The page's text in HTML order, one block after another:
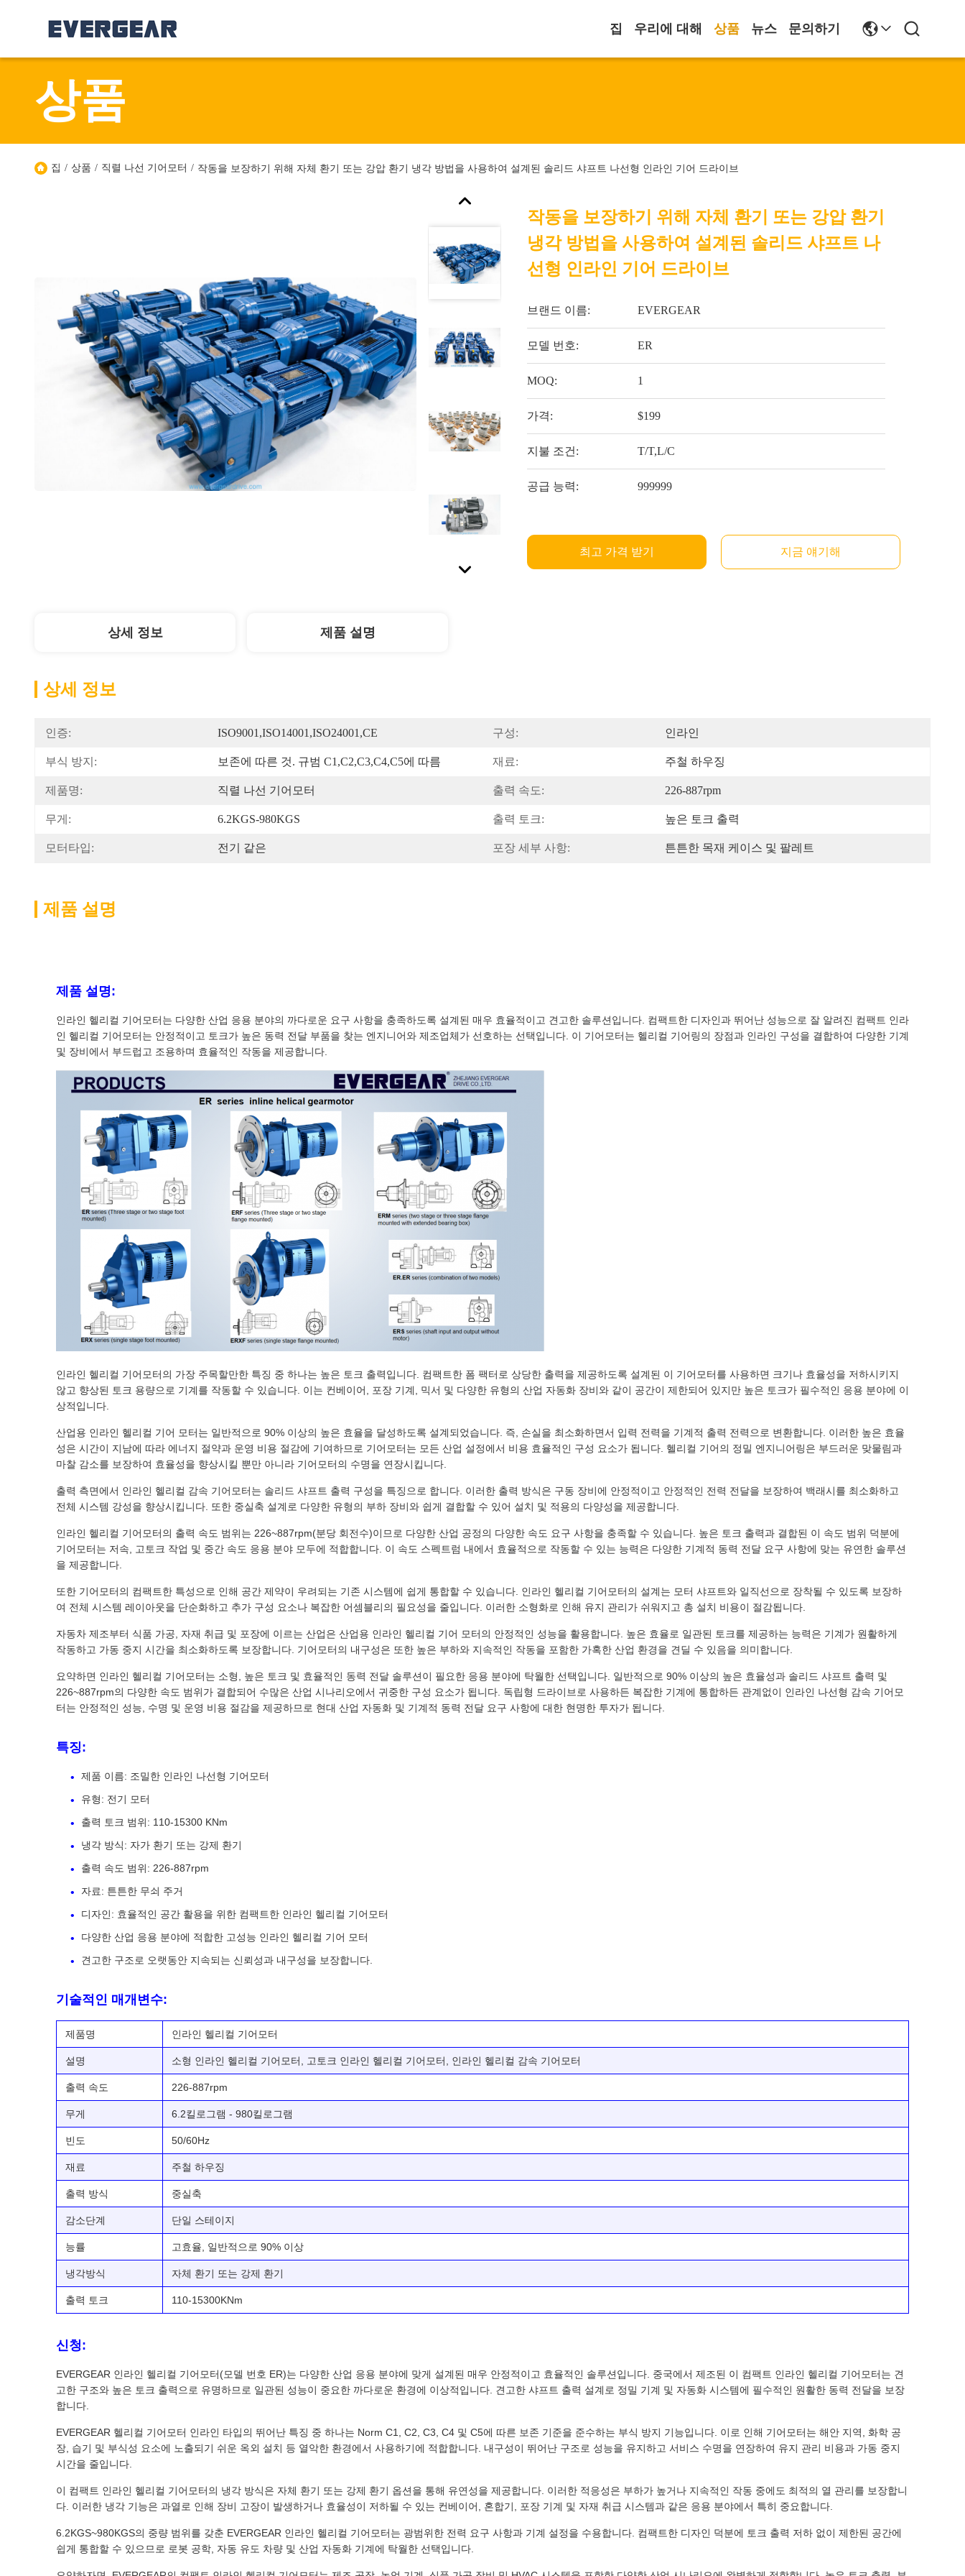
집 우리에 대해 상품 뉴스 문의하기
상품
집 / 상품 / 직렬 나선 기어모터 / 작동을 보장하기 위해 자체 환기 또는 강압 환기 냉각 방법을 사용하여 설계된 솔리드 샤프트 나선형 인라인 기어 드라이브
작동을 보장하기 위해 자체 환기 또는 강압 환기
냉각 방법을 사용하여 설계된 솔리드 샤프트 나
선형 인라인 기어 드라이브
브랜드 이름: EVERGEAR
모델 번호: ER
MOQ: 1
가격: $199
지불 조건: T/T,L/C
공급 능력: 999999
최고 가격 받기 지금 얘기해
상세 정보 제품 설명
상세 정보
인증: ISO9001,ISO14001,ISO24001,CE 구성: 인라인
부식 방지: 보존에 따른 것. 규범 C1,C2,C3,C4,C5에 따름 재료: 주철 하우징
제품명: 직렬 나선 기어모터 출력 속도: 226-887rpm
무게: 6.2KGS-980KGS 출력 토크: 높은 토크 출력
모터타입: 전기 같은 포장 세부 사항: 튼튼한 목재 케이스 및 팔레트
제품 설명
제품 설명:
인라인 헬리컬 기어모터는 다양한 산업 응용 분야의 까다로운 요구 사항을 충족하도록 설계된 매우 효율적이고 견고한 솔루션입니다. 컴팩트한 디자인과 뛰어난 성능으로 잘 알려진 컴팩트 인라
인 헬리컬 기어모터는 안정적이고 토크가 높은 동력 전달 부품을 찾는 엔지니어와 제조업체가 선호하는 선택입니다. 이 기어모터는 헬리컬 기어링의 장점과 인라인 구성을 결합하여 다양한 기계
및 장비에서 부드럽고 조용하며 효율적인 작동을 제공합니다.
인라인 헬리컬 기어모터의 가장 주목할만한 특징 중 하나는 높은 토크 출력입니다. 컴팩트한 폼 팩터로 상당한 출력을 제공하도록 설계된 이 기어모터를 사용하면 크기나 효율성을 저하시키지
않고 향상된 토크 용량으로 기계를 작동할 수 있습니다. 이는 컨베이어, 포장 기계, 믹서 및 다양한 유형의 산업 자동화 장비와 같이 공간이 제한되어 있지만 높은 토크가 필수적인 응용 분야에 이
상적입니다.
산업용 인라인 헬리컬 기어 모터는 일반적으로 90% 이상의 높은 효율을 달성하도록 설계되었습니다. 즉, 손실을 최소화하면서 입력 전력을 기계적 출력 전력으로 변환합니다. 이러한 높은 효율
성은 시간이 지남에 따라 에너지 절약과 운영 비용 절감에 기여하므로 기어모터는 모든 산업 설정에서 비용 효율적인 구성 요소가 됩니다. 헬리컬 기어의 정밀 엔지니어링은 부드러운 맞물림과
마찰 감소를 보장하여 효율성을 향상시킬 뿐만 아니라 기어모터의 수명을 연장시킵니다.
출력 측면에서 인라인 헬리컬 감속 기어모터는 솔리드 샤프트 출력 구성을 특징으로 합니다. 이러한 출력 방식은 구동 장비에 안정적이고 안정적인 전력 전달을 보장하여 백래시를 최소화하고
전체 시스템 강성을 향상시킵니다. 또한 중실축 설계로 다양한 유형의 부하 장비와 쉽게 결합할 수 있어 설치 및 적용의 다양성을 제공합니다.
인라인 헬리컬 기어모터의 출력 속도 범위는 226~887rpm(분당 회전수)이므로 다양한 산업 공정의 다양한 속도 요구 사항을 충족할 수 있습니다. 높은 토크 출력과 결합된 이 속도 범위 덕분에
기어모터는 저속, 고토크 작업 및 중간 속도 응용 분야 모두에 적합합니다. 이 속도 스펙트럼 내에서 효율적으로 작동할 수 있는 능력은 다양한 기계적 동력 전달 요구 사항에 맞는 유연한 솔루션
을 제공합니다.
또한 기어모터의 컴팩트한 특성으로 인해 공간 제약이 우려되는 기존 시스템에 쉽게 통합할 수 있습니다. 인라인 헬리컬 기어모터의 설계는 모터 샤프트와 일직선으로 장착될 수 있도록 보장하
여 전체 시스템 레이아웃을 단순화하고 추가 구성 요소나 복잡한 어셈블리의 필요성을 줄입니다. 이러한 소형화로 인해 유지 관리가 쉬워지고 총 설치 비용이 절감됩니다.
자동차 제조부터 식품 가공, 자재 취급 및 포장에 이르는 산업은 산업용 인라인 헬리컬 기어 모터의 안정적인 성능을 활용합니다. 높은 효율로 일관된 토크를 제공하는 능력은 기계가 원활하게
작동하고 가동 중지 시간을 최소화하도록 보장합니다. 기어모터의 내구성은 또한 높은 부하와 지속적인 작동을 포함한 가혹한 산업 환경을 견딜 수 있음을 의미합니다.
요약하면 인라인 헬리컬 기어모터는 소형, 높은 토크 및 효율적인 동력 전달 솔루션이 필요한 응용 분야에 탁월한 선택입니다. 일반적으로 90% 이상의 높은 효율성과 솔리드 샤프트 출력 및
226~887rpm의 다양한 속도 범위가 결합되어 수많은 산업 시나리오에서 귀중한 구성 요소가 됩니다. 독립형 드라이브로 사용하든 복잡한 기계에 통합하든 관계없이 인라인 나선형 감속 기어모
터는 안정적인 성능, 수명 및 운영 비용 절감을 제공하므로 현대 산업 자동화 및 기계적 동력 전달 요구 사항에 대한 현명한 투자가 됩니다.
특징:
제품 이름: 조밀한 인라인 나선형 기어모터
유형: 전기 모터
출력 토크 범위: 110-15300 KNm
냉각 방식: 자가 환기 또는 강제 환기
출력 속도 범위: 226-887rpm
자료: 튼튼한 무쇠 주거
디자인: 효율적인 공간 활용을 위한 컴팩트한 인라인 헬리컬 기어모터
다양한 산업 응용 분야에 적합한 고성능 인라인 헬리컬 기어 모터
견고한 구조로 오랫동안 지속되는 신뢰성과 내구성을 보장합니다.
기술적인 매개변수:
제품명 인라인 헬리컬 기어모터
설명 소형 인라인 헬리컬 기어모터, 고토크 인라인 헬리컬 기어모터, 인라인 헬리컬 감속 기어모터
출력 속도 226-887rpm
무게 6.2킬로그램 - 980킬로그램
빈도 50/60Hz
재료 주철 하우징
출력 방식 중실축
감소단계 단일 스테이지
능률 고효율, 일반적으로 90% 이상
냉각방식 자체 환기 또는 강제 환기
출력 토크 110-15300KNm
신청:
EVERGEAR 인라인 헬리컬 기어모터(모델 번호 ER)는 다양한 산업 응용 분야에 맞게 설계된 매우 안정적이고 효율적인 솔루션입니다. 중국에서 제조된 이 컴팩트 인라인 헬리컬 기어모터는 견
고한 구조와 높은 토크 출력으로 유명하므로 일관된 성능이 중요한 까다로운 환경에 이상적입니다. 견고한 샤프트 출력 설계로 정밀 기계 및 자동화 시스템에 필수적인 원활한 동력 전달을 보장
합니다.
EVERGEAR 헬리컬 기어모터 인라인 타입의 뛰어난 특징 중 하나는 Norm C1, C2, C3, C4 및 C5에 따른 보존 기준을 준수하는 부식 방지 기능입니다. 이로 인해 기어모터는 해안 지역, 화학 공
장, 습기 및 부식성 요소에 노출되기 쉬운 옥외 설치 등 열악한 환경에서 사용하기에 적합합니다. 내구성이 뛰어난 구조로 성능을 유지하고 서비스 수명을 연장하여 유지 관리 비용과 가동 중지
시간을 줄입니다.
이 컴팩트 인라인 헬리컬 기어모터의 냉각 방식은 자체 환기 또는 강제 환기 옵션을 통해 유연성을 제공합니다. 이러한 적응성은 부하가 높거나 지속적인 작동 중에도 최적의 열 관리를 보장합니
다. 이러한 냉각 기능은 과열로 인해 장비 고장이 발생하거나 효율성이 저하될 수 있는 컨베이어, 혼합기, 포장 기계 및 자재 취급 시스템과 같은 응용 분야에서 특히 중요합니다.
6.2KGS~980KGS의 중량 범위를 갖춘 EVERGEAR 인라인 헬리컬 기어모터는 광범위한 전력 요구 사항과 기계 설정을 수용합니다. 컴팩트한 디자인 덕분에 토크 출력 저하 없이 제한된 공간에
쉽게 통합할 수 있으므로 로봇 공학, 자동 유도 차량 및 산업 자동화 기계에 탁월한 선택입니다.